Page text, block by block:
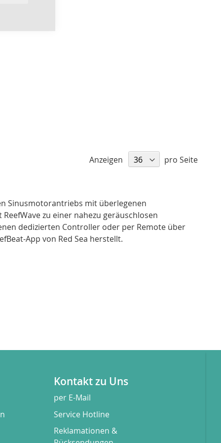
Anzeigen pro Seite
Sinusmotorantriebs mit überlegenen
zu einer nahezu geräuschlosen
dedizierten Controller oder per Remote über
App von Red Sea herstellt.
Kontakt zu Uns
per E-Mail
Service Hotline
Reklamationen &